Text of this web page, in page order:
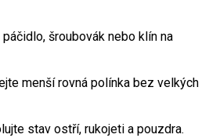
šroubovák nebo klín na
menší rovná polínka bez velkých
stav ostří, rukojeti a pouzdra.